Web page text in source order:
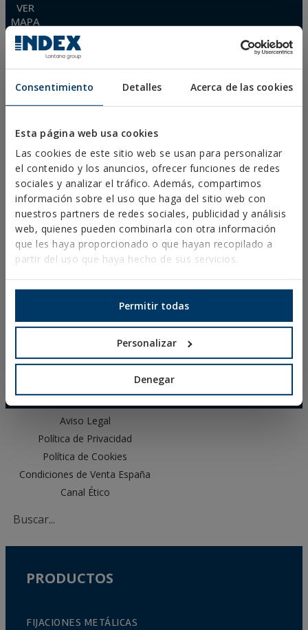
Consentimiento Detalles Acerca de las cookies
Esta página web usa cookies
Las cookies de este sitio web se usan para personalizar
el contenido y los anuncios, ofrecer funciones de redes
sociales y analizar el tráfico. Además, compartimos
información sobre el uso que haga del sitio web con
nuestros partners de redes sociales, publicidad y análisis
web, quienes pueden combinarla con otra información
que les haya proporcionado o que hayan recopilado a
partir del uso que haya hecho de sus servicios.
Permitir todas
Personalizar
Denegar
VER
MAPA
DESCARGAS
CATÁLOGOS
FICHAS TÉCNICAS
FICHAS DE SEGURIDAD
HOMOLOGACIONES
DOP
SOFTWARE
DOCUMENTOS CAD
RECURSOS CYPE
Aviso Legal
Política de Privacidad
Política de Cookies
Condiciones de Venta España
Canal Ético
PRODUCTOS
FIJACIONES METÁLICAS